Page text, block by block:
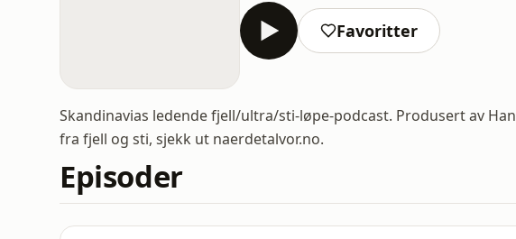
Favoritter
Skandinavias ledende fjell/ultra/sti-løpe-podcast. Produsert av
fra fjell og sti, sjekk ut naerdetalvor.no.
Episoder